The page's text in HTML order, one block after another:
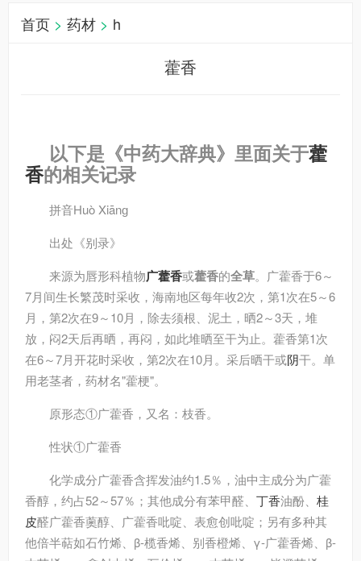
首页 > 药材 > h
藿香
以下是《中药大辞典》里面关于藿
香的相关记录
拼音Huò Xiānɡ
出处 《别录》
来源为唇形科植物广藿香或藿香的全草。广藿香于6～
7月间生长繁茂时采收，海南地区每年收2次，第1次在5～6
月，第2次在9～10月，除去须根、泥土，晒2～3天，堆
放，闷2天后再晒，再闷，如此堆晒至干为止。藿香第1次
在6～7月开花时采收，第2次在10月。采后晒干或阴干。单
用老茎者，药材名"藿梗"。
原形态①广藿香，又名：枝香。
性状①广藿香
化学成分广藿香含挥发油约1.5％，油中主成分为广藿
香醇，约占52～57％；其他成分有苯甲醛、 丁香油酚、 桂
皮醛广藿香薁醇、广藿香吡啶、表愈创吡啶；另有多种其
他倍半萜如石竹烯、β-榄香烯、别香橙烯、γ-广藿香烯、β-